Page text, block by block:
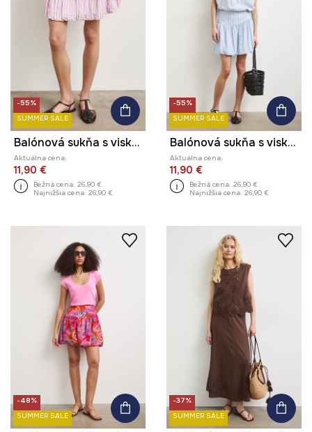
-55%
SUMMER SALE
Balónová sukňa s viskózou s pásikavým vzorom
Aktuálna cena:
11,90 €
Bežná cena: 26,90 €
Najnižšia cena: 26,90 €
-55%
SUMMER SALE
Balónová sukňa s viskózou s pásikavým vzorom
Aktuálna cena:
11,90 €
Bežná cena: 26,90 €
Najnižšia cena: 26,90 €
-48%
SUMMER SALE
-37%
SUMMER SALE